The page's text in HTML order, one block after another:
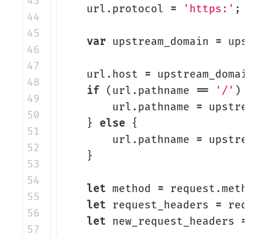
44
45
46
47
48
49
50
51
52
53
54
55
56
57
url . protocol = 'https:' ;
var upstream_domain =
url . host = upstream_domain
if
( url . pathname == '/' )
url . pathname =
}
else
{
url . pathname =
}
let method = request.method
let
request_headers =
let
new_request_headers =